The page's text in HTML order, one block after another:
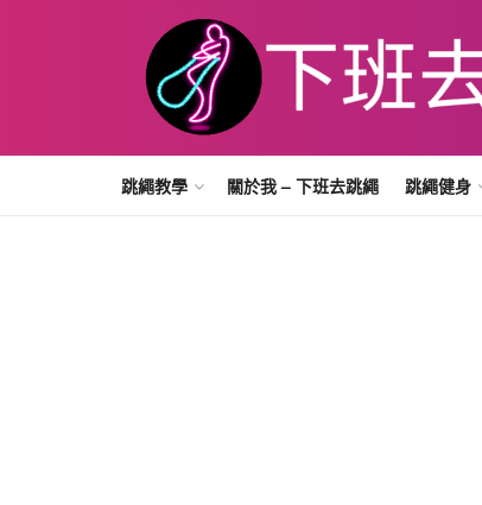
跳繩教學 關於我 – 下班去跳繩 跳繩健身